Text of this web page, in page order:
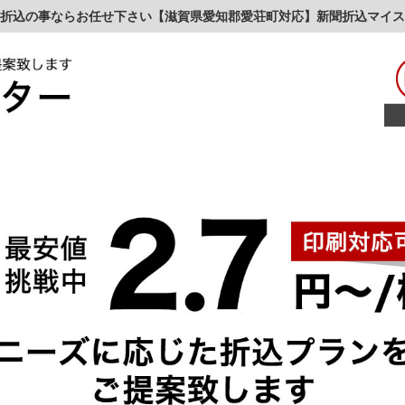
込の事ならお任せ下さい【滋賀県愛知郡愛荘町対応】新聞折込マイ